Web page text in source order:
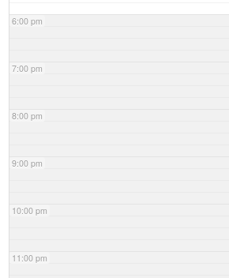
6:00 pm
7:00 pm
8:00 pm
9:00 pm
10:00 pm
11:00 pm